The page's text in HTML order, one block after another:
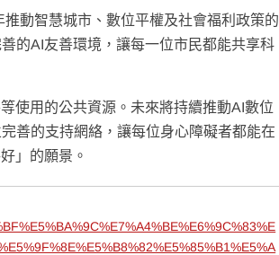
動智慧城市、數位平權及社會福利政策的
的AI友善環境，讓每一位市民都能共享科
使用的公共資源。未來將持續推動AI數位
善的支持網絡，讓每位身心障礙者都能在
」的願景。